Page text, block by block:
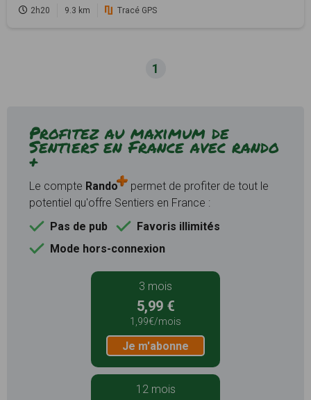
2h20 9.3 km Tracé GPS
1
Profitez au maximum de
Sentiers en France avec rando
+
Le compte Rando
permet de profiter de tout le
potentiel qu'offre Sentiers en France :
Pas de pub
Favoris illimités
Mode hors-connexion
3 mois
5,99 €
1,99€/mois
Je m'abonne
12 mois